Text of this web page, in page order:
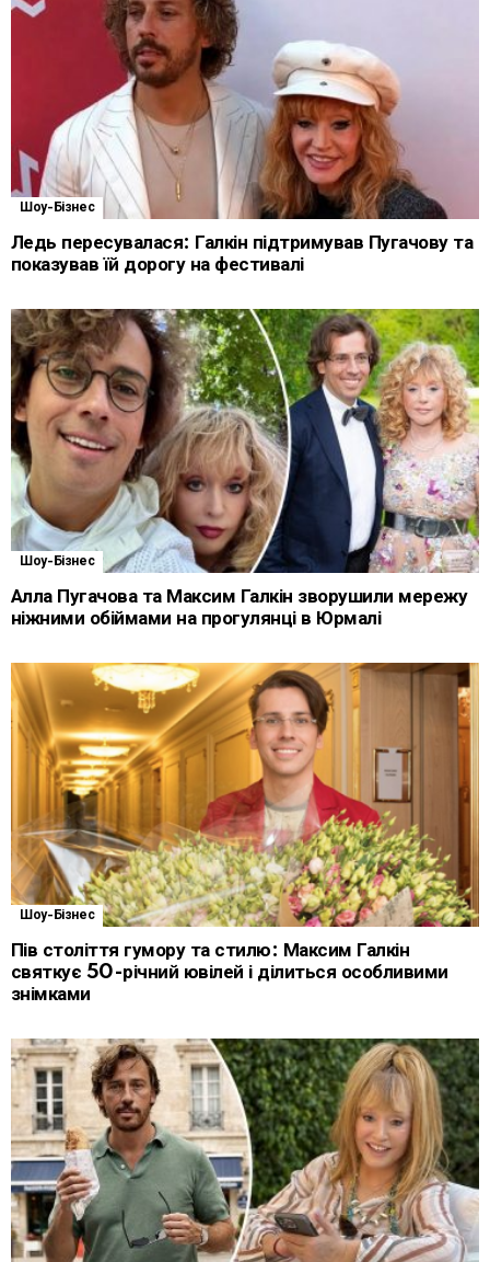
Шоу-Бізнес
Ледь пересувалася: Галкін підтримував Пугачову та
показував їй дорогу на фестивалі
Шоу-Бізнес
Алла Пугачова та Максим Галкін зворушили мережу
ніжними обіймами на прогулянці в Юрмалі
Шоу-Бізнес
Пів століття гумору та стилю: Максим Галкін
святкує 50-річний ювілей і ділиться особливими
знімками